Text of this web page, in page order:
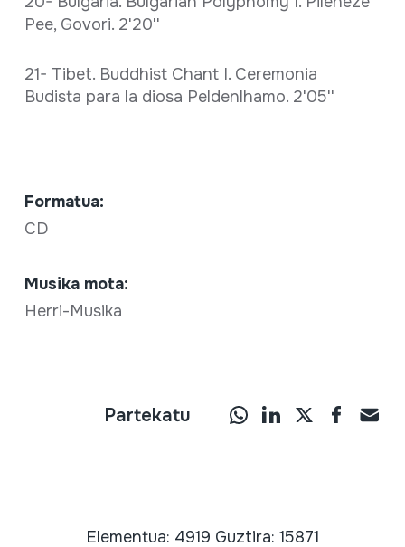
Pee, Govori. 2'20''
21- Tibet. Buddhist Chant I. Ceremonia
Budista para la diosa Peldenlhamo. 2'05''
Formatua:
CD
Musika mota:
Herri-Musika
Partekatu
Elementua: 4919 Guztira: 15871